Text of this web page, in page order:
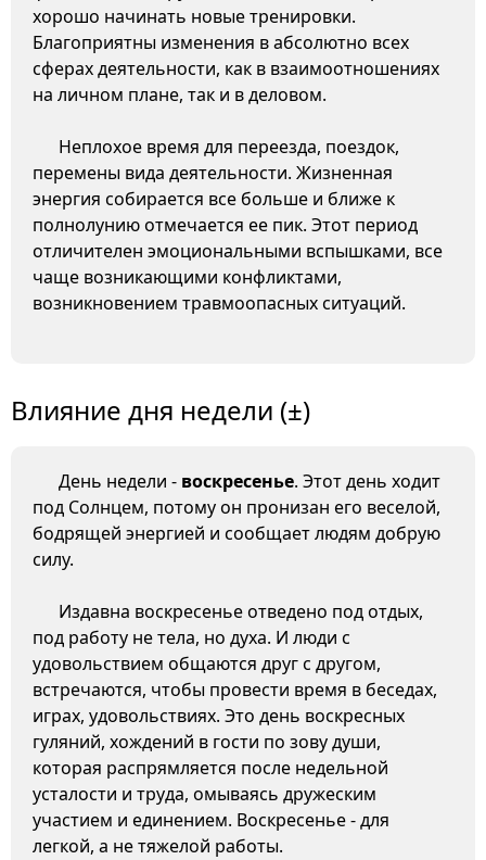
хорошо начинать новые тренировки.
Благоприятны изменения в абсолютно всех
сферах деятельности, как в взаимоотношениях
на личном плане, так и в деловом.
Неплохое время для переезда, поездок,
перемены вида деятельности. Жизненная
энергия собирается все больше и ближе к
полнолунию отмечается ее пик. Этот период
отличителен эмоциональными вспышками, все
чаще возникающими конфликтами,
возникновением травмоопасных ситуаций.
Влияние дня недели (±)
День недели - воскресенье. Этот день ходит
под Солнцем, потому он пронизан его веселой,
бодрящей энергией и сообщает людям добрую
силу.
Издавна воскресенье отведено под отдых,
под работу не тела, но духа. И люди с
удовольствием общаются друг с другом,
встречаются, чтобы провести время в беседах,
играх, удовольствиях. Это день воскресных
гуляний, хождений в гости по зову души,
которая распрямляется после недельной
усталости и труда, омываясь дружеским
участием и единением. Воскресенье - для
легкой, а не тяжелой работы.